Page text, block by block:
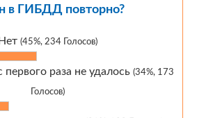
в ГИБДД повторно?
Нет (45%, 234 Голосов)
первого раза не удалось (34%, 173
Голосов)